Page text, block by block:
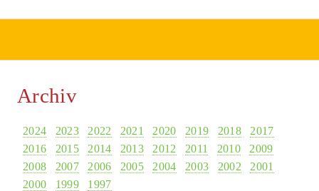
Archiv
2024 2023 2022 2021 2020 2019 2018
2017
2016
2015 2014 2013 2012 2011 2010
2009
2008
2007 2006 2005 2004 2003 2002
2001
2000
1999 1997